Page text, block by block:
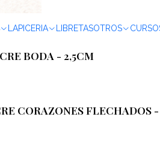
LAPICERIA LIBRETASOTROS
BODA - 2,5CM
CORAZONES FLECHADOS